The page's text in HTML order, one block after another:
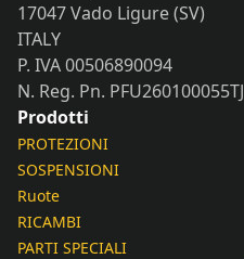
17047 Vado Ligure (SV)
ITALY
P. IVA 00506890094
N. Reg. Pn. PFU260100055TJ
Prodotti
PROTEZIONI
SOSPENSIONI
Ruote
RICAMBI
PARTI SPECIALI